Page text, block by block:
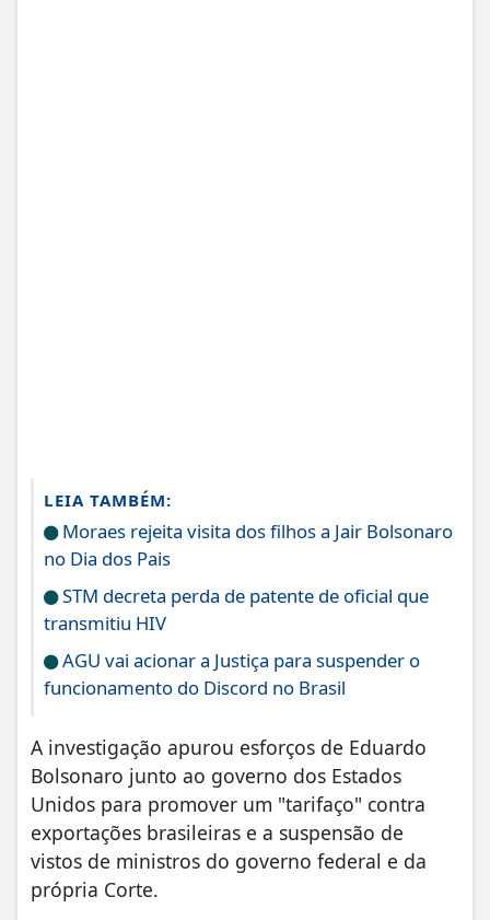
LEIA TAMBÉM:
Moraes rejeita visita dos filhos a Jair Bolsonaro
no Dia dos Pais
STM decreta perda de patente de oficial que
transmitiu HIV
AGU vai acionar a Justiça para suspender o
funcionamento do Discord no Brasil
A investigação apurou esforços de Eduardo
Bolsonaro junto ao governo dos Estados
Unidos para promover um "tarifaço" contra
exportações brasileiras e a suspensão de
vistos de ministros do governo federal e da
própria Corte.